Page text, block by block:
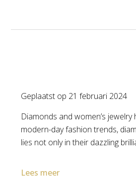
Geplaatst op 21 februari 2024
Diamonds and women’s
modern-day fashion trends,
lies not only in their dazzling
Lees meer